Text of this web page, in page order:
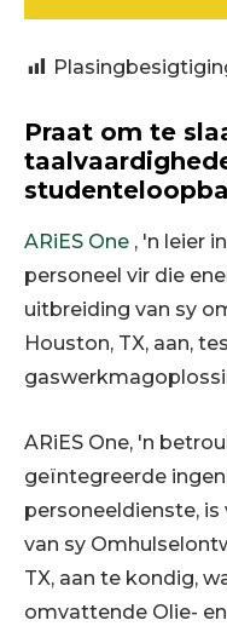
Praat om te
ARiES One , 'n leier
personeel vir die
uitbreiding van sy
Houston, TX, aan,
ARiES One, 'n
geïntegreerde
personeeldienste,
van sy
TX, aan te kondig,
omvattende Olie-